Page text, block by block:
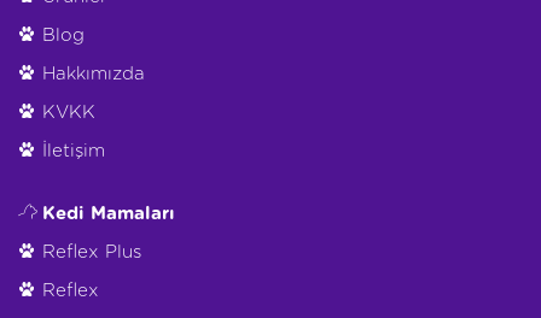
Blog
Hakkımızda
KVKK
İletişim
Kedi Mamaları
Reflex Plus
Reflex